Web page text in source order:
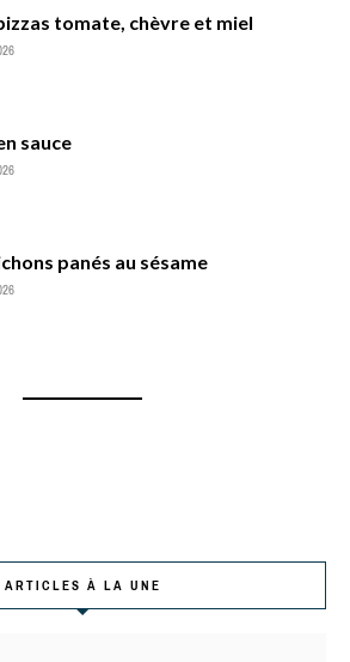
tomate, chèvre et miel
sauce
panés au sésame
ARTICLES À LA UNE